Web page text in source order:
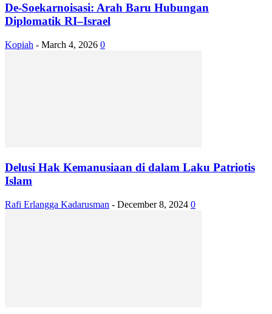
De-Soekarnoisasi: Arah Baru Hubungan
Diplomatik RI–Israel
Kopiah - March 4, 2026 0
Delusi Hak Kemanusiaan di dalam Laku Patriotis
Islam
Rafi Erlangga Kadarusman - December 8, 2024 0